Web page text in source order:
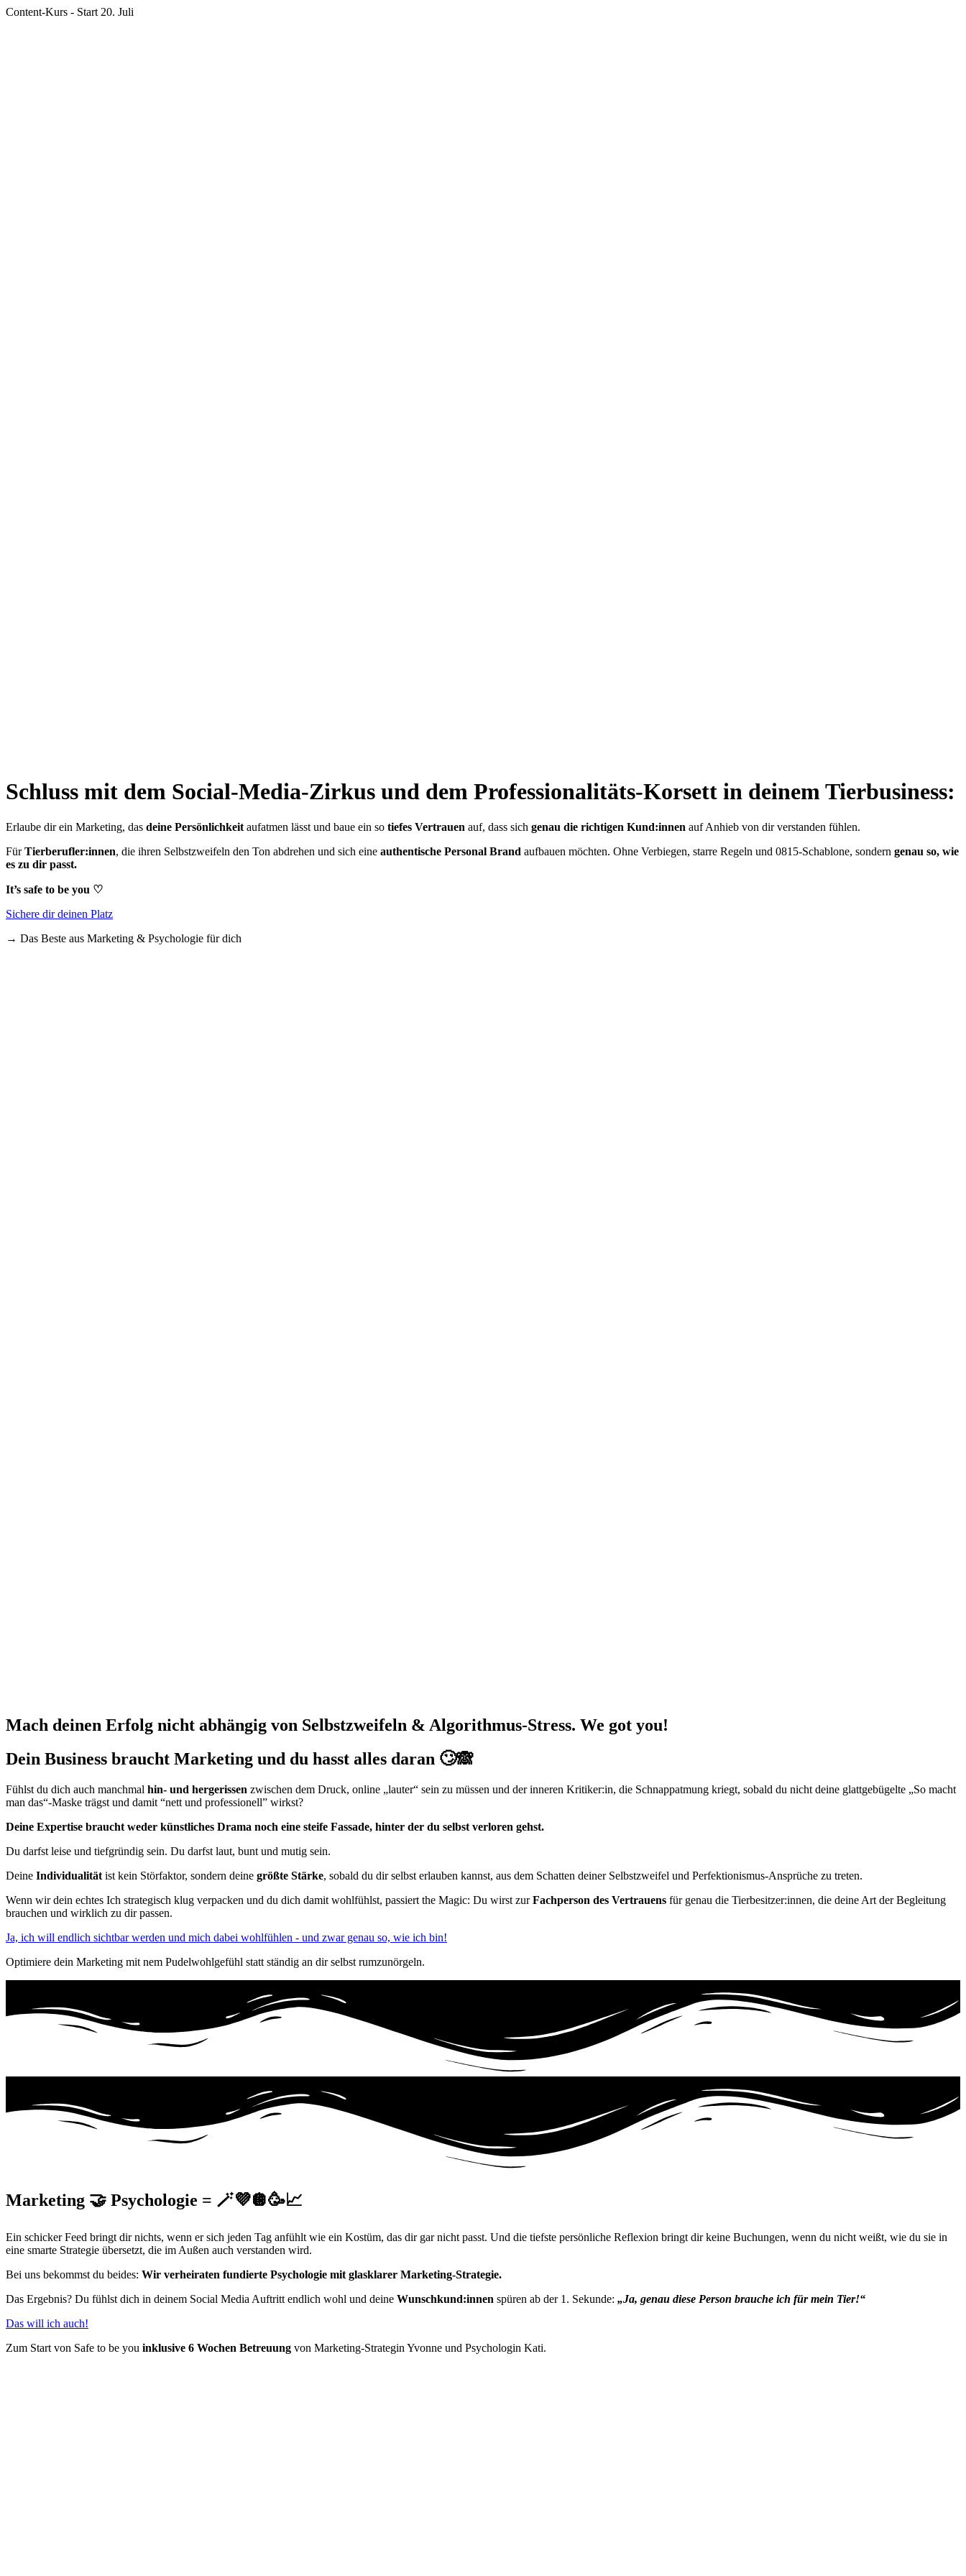
Content-Kurs - Start 20. Juli
Schluss mit dem Social-Media-Zirkus und dem Professionalitäts-Korsett in deinem Tierbusiness:
Erlaube dir ein Marketing, das deine Persönlichkeit aufatmen lässt und baue ein so tiefes Vertrauen auf, dass sich genau die richtigen Kund:innen auf Anhieb von dir verstanden fühlen.
FürTierberufler:innen, die ihren Selbstzweifeln den Ton abdrehen und sich eine authentische Personal Brand aufbauen möchten. Ohne Verbiegen, starre Regeln und 0815-Schablone, sondern genau so, wie
es zu dir passt.
It’s safe to be you ♡
Sichere dir deinen Platz
→ Das Beste aus Marketing & Psychologie für dich
Mach deinen Erfolg nicht abhängig von Selbstzweifeln & Algorithmus-Stress. We got you!
Dein Business braucht Marketing und du hasst alles daran 🙄🙈
Fühlst du dich auch manchmal hin- und hergerissen zwischen dem Druck, online „lauter“ sein zu müssen und der inneren Kritiker:in, die Schnappatmung kriegt, sobald du nicht deine glattgebügelte „So macht
man das“-Maske trägst und damit “nett und professionell” wirkst?
Deine Expertise braucht weder künstliches Drama noch eine steife Fassade, hinter der du selbst verloren gehst.
Du darfst leise und tiefgründig sein. Du darfst laut, bunt und mutig sein.
Deine Individualität ist kein Störfaktor, sondern deine größte Stärke, sobald du dir selbst erlauben kannst, aus dem Schatten deiner Selbstzweifel und Perfektionismus-Ansprüche zu treten.
Wenn wir dein echtes Ich strategisch klug verpacken und du dich damit wohlfühlst, passiert the Magic: Du wirst zurFachperson des Vertrauens für genau die Tierbesitzer:innen, die deine Art der Begleitung
brauchen und wirklich zu dir passen.
Ja, ich will endlich sichtbar werden und mich dabei wohlfühlen - und zwar genau so, wie ich bin!
Optimiere dein Marketing mit nem Pudelwohlgefühl statt ständig an dir selbst rumzunörgeln.
Marketing 🤝 Psychologie = 🪄💜🪩🥳📈
Ein schicker Feed bringt dir nichts, wenn er sich jeden Tag anfühlt wie ein Kostüm, das dir gar nicht passt. Und die tiefste persönliche Reflexion bringt dir keine Buchungen, wenn du nicht weißt, wie du sie in
eine smarte Strategie übersetzt, die im Außen auch verstanden wird.
Bei uns bekommst du beides: Wir verheiraten fundierte Psychologie mit glasklarer Marketing-Strategie.
Das Ergebnis? Du fühlst dich in deinem Social Media Auftritt endlich wohl und deine Wunschkund:innen spüren ab der 1. Sekunde: „Ja, genau diese Person brauche ich für mein Tier!“
Das will ich auch!
Zum Start von Safe to be you inklusive 6 Wochen Betreuung von Marketing-Strategin Yvonne und Psychologin Kati.